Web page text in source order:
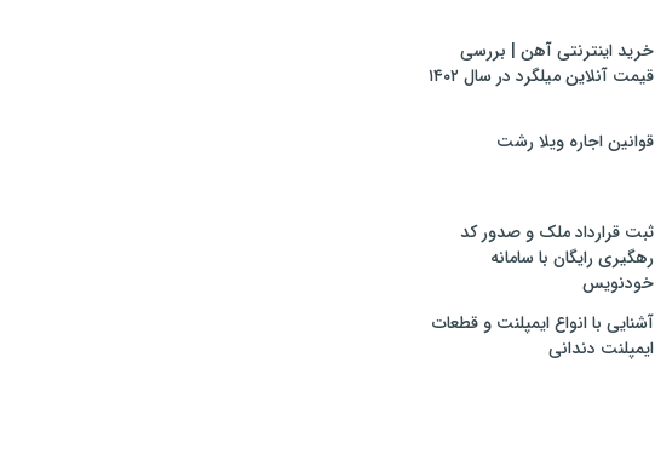
خرید اینترنتی آهن | بررسی
قیمت آنلاین میلگرد در سال ۱۴۰۲
قوانین اجاره ویلا رشت
ثبت قرارداد ملک و صدور کد
رهگیری رایگان با سامانه
خودنویس
آشنایی با انواع ایمپلنت و قطعات
ایمپلنت دندانی